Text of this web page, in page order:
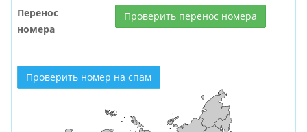
Перенос
номера
Проверить перенос номера
Проверить номер на спам